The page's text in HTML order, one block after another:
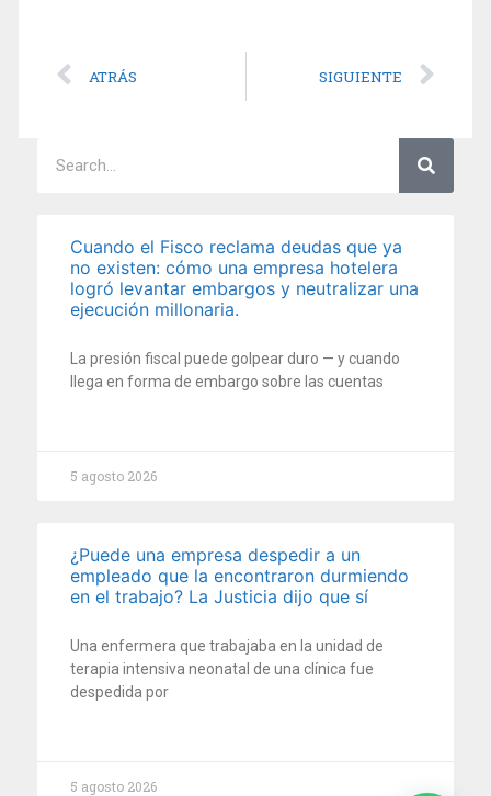
ATRÁS SIGUIENTE
Cuando el Fisco reclama deudas que ya
no existen: cómo una empresa hotelera
logró levantar embargos y neutralizar una
ejecución millonaria.
La presión fiscal puede golpear duro — y cuando
llega en forma de embargo sobre las cuentas
5 agosto 2026
¿Puede una empresa despedir a un
empleado que la encontraron durmiendo
en el trabajo? La Justicia dijo que sí
Una enfermera que trabajaba en la unidad de
terapia intensiva neonatal de una clínica fue
despedida por
5 agosto 2026